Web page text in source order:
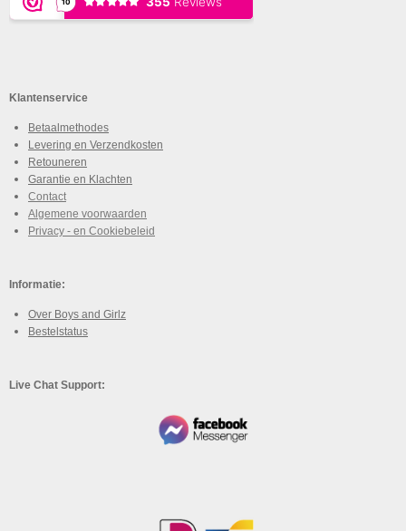
Klantenservice
Betaalmethodes
Levering en Verzendkosten
Retouneren
Garantie en Klachten
Contact
Algemene voorwaarden
Privacy - en Cookiebeleid
Informatie:
Over Boys and Girlz
Bestelstatus
Live Chat Support: